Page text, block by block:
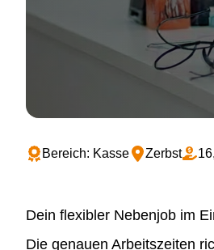
Zerbst
Bereich: Kasse
Dein flexibler Nebenjob im
Die genauen Arbeitszeiten